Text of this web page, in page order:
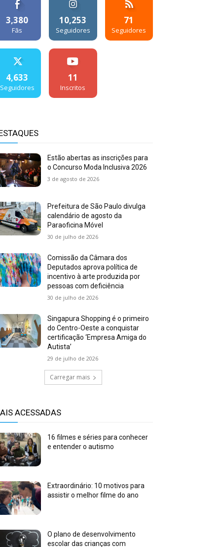
3,380
Fãs
10,253
Seguidores
71
Seguidores
4,633
Seguidores
11
Inscritos
Estão abertas as inscrições para
o Concurso Moda Inclusiva 2026
3 de agosto de 2026
Prefeitura de São Paulo divulga
calendário de agosto da
Paraoficina Móvel
30 de julho de 2026
Comissão da Câmara dos
Deputados aprova política de
incentivo à arte produzida por
pessoas com deficiência
30 de julho de 2026
Singapura Shopping é o primeiro
do Centro-Oeste a conquistar
certificação ‘Empresa Amiga do
Autista’
29 de julho de 2026
Carregar mais
ACESSADAS
16 filmes e séries para conhecer
e entender o autismo
Extraordinário: 10 motivos para
assistir o melhor filme do ano
O plano de desenvolvimento
escolar das crianças com